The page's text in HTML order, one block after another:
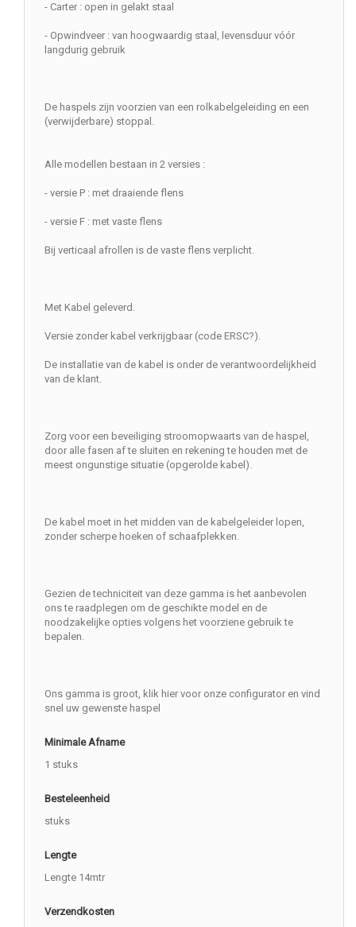
- Carter : open in gelakt staal
- Opwindveer : van hoogwaardig staal, levensduur vóór
langdurig gebruik
De haspels zijn voorzien van een rolkabelgeleiding en een
(verwijderbare) stoppal.
Alle modellen bestaan in 2 versies :
- versie P : met draaiende flens
- versie F : met vaste flens
Bij verticaal afrollen is de vaste flens verplicht.
Met Kabel geleverd.
Versie zonder kabel verkrijgbaar (code ERSC?).
De installatie van de kabel is onder de verantwoordelijkheid
van de klant.
Zorg voor een beveiliging stroomopwaarts van de haspel,
door alle fasen af te sluiten en rekening te houden met de
meest ongunstige situatie (opgerolde kabel).
De kabel moet in het midden van de kabelgeleider lopen,
zonder scherpe hoeken of schaafplekken.
Gezien de techniciteit van deze gamma is het aanbevolen
ons te raadplegen om de geschikte model en de
noodzakelijke opties volgens het voorziene gebruik te
bepalen.
Ons gamma is groot, klik hier voor onze configurator en vind
snel uw gewenste haspel
Minimale Afname
1 stuks
Besteleenheid
stuks
Lengte
Lengte 14mtr
Verzendkosten